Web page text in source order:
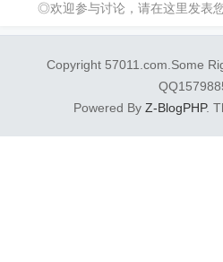
◎欢迎参与讨论，请在这里发表
Copyright 57011.com.Some
Powered By Z-BlogPHP.